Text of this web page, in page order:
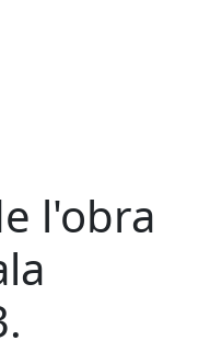
l'obra